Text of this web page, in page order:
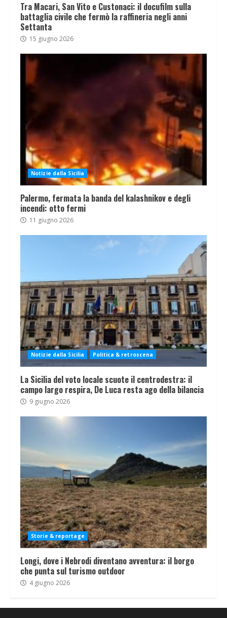
Tra Macari, San Vito e Custonaci: il docufilm sulla
battaglia civile che fermò la raffineria negli anni
Settanta
15 giugno 2026
Notizie dalla Sicilia
Palermo, fermata la banda del kalashnikov e degli
incendi: otto fermi
11 giugno 2026
Notizie dalla Sicilia Politica & retroscena
La Sicilia del voto locale scuote il centrodestra: il
campo largo respira, De Luca resta ago della bilancia
9 giugno 2026
Storie & reportage
Longi, dove i Nebrodi diventano avventura: il borgo
che punta sul turismo outdoor
4 giugno 2026